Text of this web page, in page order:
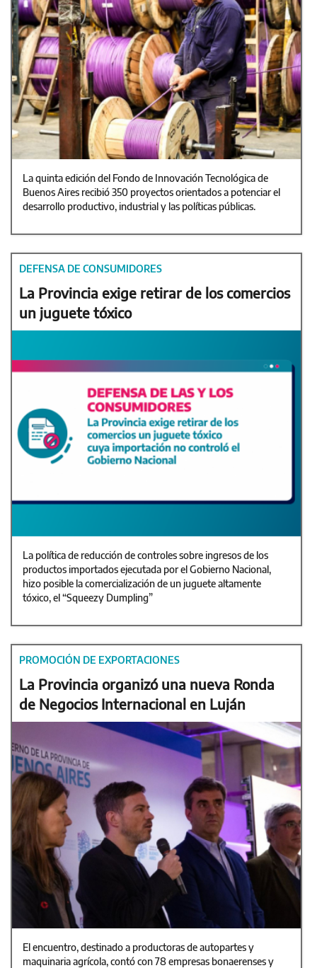
La quinta edición del Fondo de Innovación Tecnológica de
Buenos Aires recibió 350 proyectos orientados a potenciar el
desarrollo productivo, industrial y las políticas públicas.
DEFENSA DE CONSUMIDORES
La Provincia exige retirar de los comercios
un juguete tóxico
La política de reducción de controles sobre ingresos de los
productos importados ejecutada por el Gobierno Nacional,
hizo posible la comercialización de un juguete altamente
tóxico, el “Squeezy Dumpling”
PROMOCIÓN DE EXPORTACIONES
La Provincia organizó una nueva Ronda
de Negocios Internacional en Luján
El encuentro, destinado a productoras de autopartes y
maquinaria agrícola, contó con 78 empresas bonaerenses y